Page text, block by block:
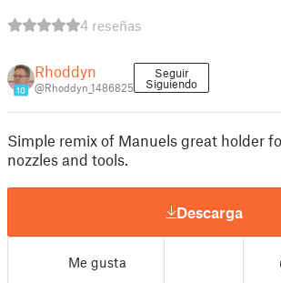
4 reseñas
10
Rhoddyn
@Rhoddyn_1486825
Seguir
Siguiendo
Simple remix of Manuels great holder
nozzles and tools.
Descarga
Me gusta